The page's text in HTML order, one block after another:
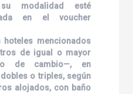
modalidad esté
en el voucher
mencionados
de igual o mayor
de cambio—, en
o triples, según
alojados, con baño